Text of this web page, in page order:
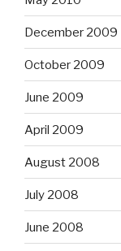
December 2009
October 2009
June 2009
April 2009
August 2008
July 2008
June 2008